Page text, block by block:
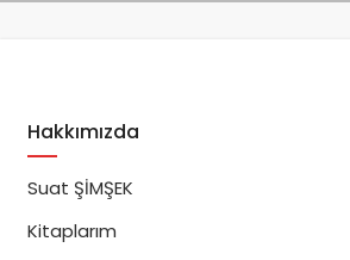
Hakkımızda
Suat ŞİMŞEK
Kitaplarım